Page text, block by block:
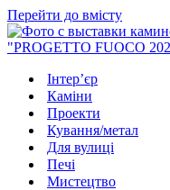
Перейти до вмісту
Інтер’єр
Каміни
Проекти
Кування/метал
Для вулиці
Печі
Мистецтво